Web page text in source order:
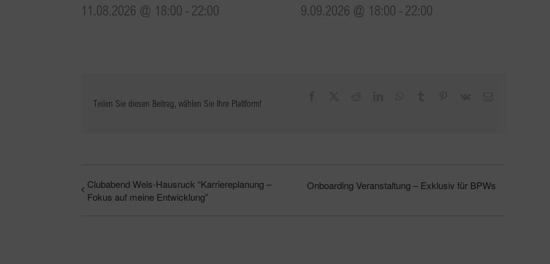
11.08.2026 @ 18:00 - 22:00 9.09.2026 @ 18:00 - 22:00
Teilen Sie diesen Beitrag, wählen Sie Ihre Plattform!
Clubabend Wels-Hausruck “Karriereplanung –
Fokus auf meine Entwicklung”
Onboarding Veranstaltung – Exklusiv für BPWs